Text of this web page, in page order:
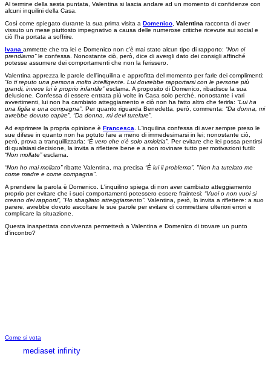
Al termine della sesta puntata, Valentina si lascia andare ad un momento di confidenze con
alcuni inquilini della Casa.
Così come spiegato durante la sua prima visita a Domenico, Valentina racconta di aver
vissuto un mese piuttosto impegnativo a causa delle numerose critiche ricevute sui social e
ciò l'ha portata a soffrire.
Ivana ammette che tra lei e Domenico non c'è mai stato alcun tipo di rapporto: “Non ci
prendiamo”le confessa. Nonostante ciò, però, dice di avergli dato dei consigli affinché
potesse assumere dei comportamenti che non la ferissero.
Valentina apprezza le parole dell'inquilina e approfitta del momento per farle dei complimenti:
“Io ti reputo una persona molto intelligente. Lui dovrebbe rapportarsi con le persone più
grandi, invece lui è proprio infantile”esclama. A proposito di Domenico, ribadisce la sua
delusione. Confessa di essere entrata più volte in Casa solo perché, nonostante i vari
avvertimenti, lui non ha cambiato atteggiamento e ciò non ha fatto altro che ferirla: “Lui ha
una figlia e una compagna”. Per quanto riguarda Benedetta, però, commenta: “Da donna, mi
avrebbe dovuto capire”, “Da donna, mi devi tutelare”.
Ad esprimere la propria opinione è Francesca. L'inquilina confessa di aver sempre preso le
sue difese in quanto non ha potuto fare a meno di immedesimarsi in lei; nonostante ciò,
però, prova a tranquillizzarla: “È vero che c'è solo amicizia”. Per evitare che lei possa pentirsi
di qualsiasi decisione, la invita a riflettere bene e a non rovinare tutto per motivazioni futili:
“Non mollate”esclama.
“Non ho mai mollato”ribatte Valentina, ma precisa “È lui il problema”, "Non ha tutelato me
come madre e come compagna".
A prendere la parola è Domenico. L'inquilino spiega di non aver cambiato atteggiamento
proprio per evitare che i suoi comportamenti potessero essere fraintesi: “Vuoi o non vuoi si
creano dei rapporti”, “Ho sbagliato atteggiamento”. Valentina, però, lo invita a riflettere: a suo
parere, avrebbe dovuto ascoltare le sue parole per evitare di commettere ulteriori errori e
complicare la situazione.
Questa inaspettata convivenza permetterà a Valentina e Domenico di trovare un punto
d'incontro?
Come si vota
mediaset infinity